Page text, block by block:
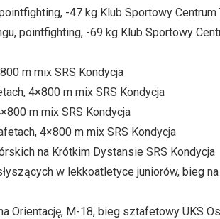
-47 kg Klub Sportowy Centrum
pointfighting, -69 kg Klub Sportowy
m mix SRS Kondycja
4×800 m mix SRS Kondycja
m mix SRS Kondycja
4×800 m mix SRS Kondycja
na Krótkim Dystansie SRS Kondycja
w lekkoatletyce juniorów, bieg
M-18, bieg sztafetowy UKS